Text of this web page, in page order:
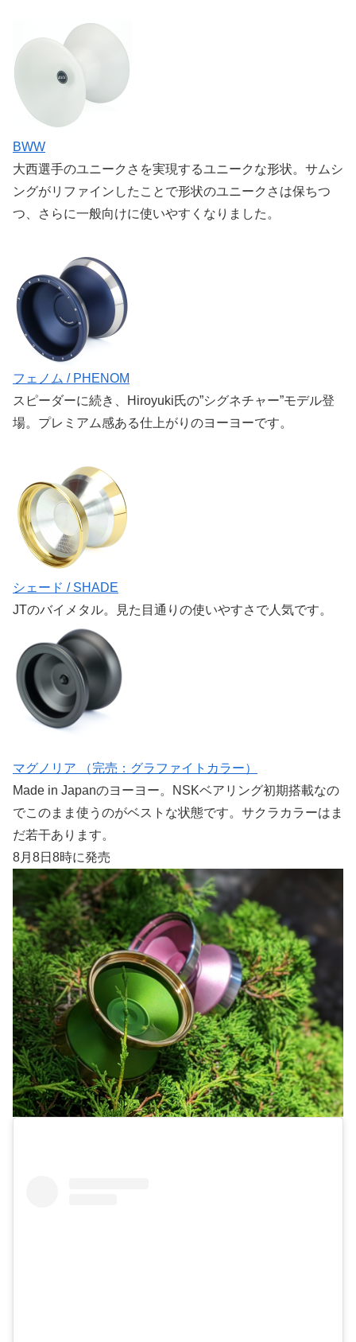
BWW
大西選手のユニークさを実現するユニークな形状。サムシ
ングがリファインしたことで形状のユニークさは保ちつ
つ、さらに一般向けに使いやすくなりました。
フェノム / PHENOM
スピーダーに続き、Hiroyuki氏の”シグネチャー”モデル登
場。プレミアム感ある仕上がりのヨーヨーです。
シェード / SHADE
JTのバイメタル。見た目通りの使いやすさで人気です。
マグノリア （完売：グラファイトカラー）
Made in Japanのヨーヨー。NSKベアリング初期搭載なの
でこのまま使うのがベストな状態です。サクラカラーはま
だ若干あります。
8月8日8時に発売